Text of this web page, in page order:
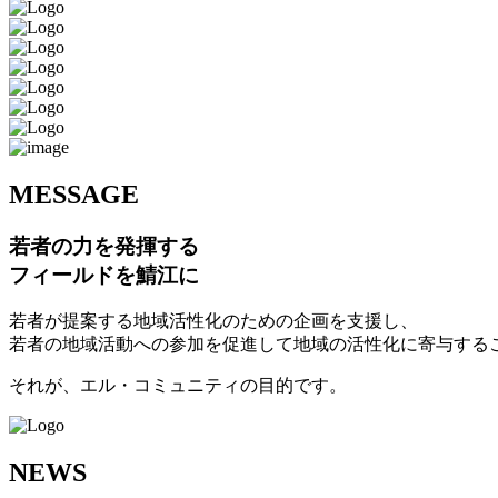
MESSAGE
若者の力を発揮する
フィールドを鯖江に
若者が提案する地域活性化のための企画を支援し、
若者の地域活動への参加を促進して地域の活性化に寄与する
それが、エル・コミュニティの目的です。
NEWS